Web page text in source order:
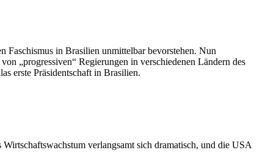
Faschismus in Brasilien unmittelbar bevorstehen. Nun
„progressiven“ Regierungen in verschiedenen Ländern des
erste Präsidentschaft in Brasilien.
verlangsamt sich dramatisch, und die USA